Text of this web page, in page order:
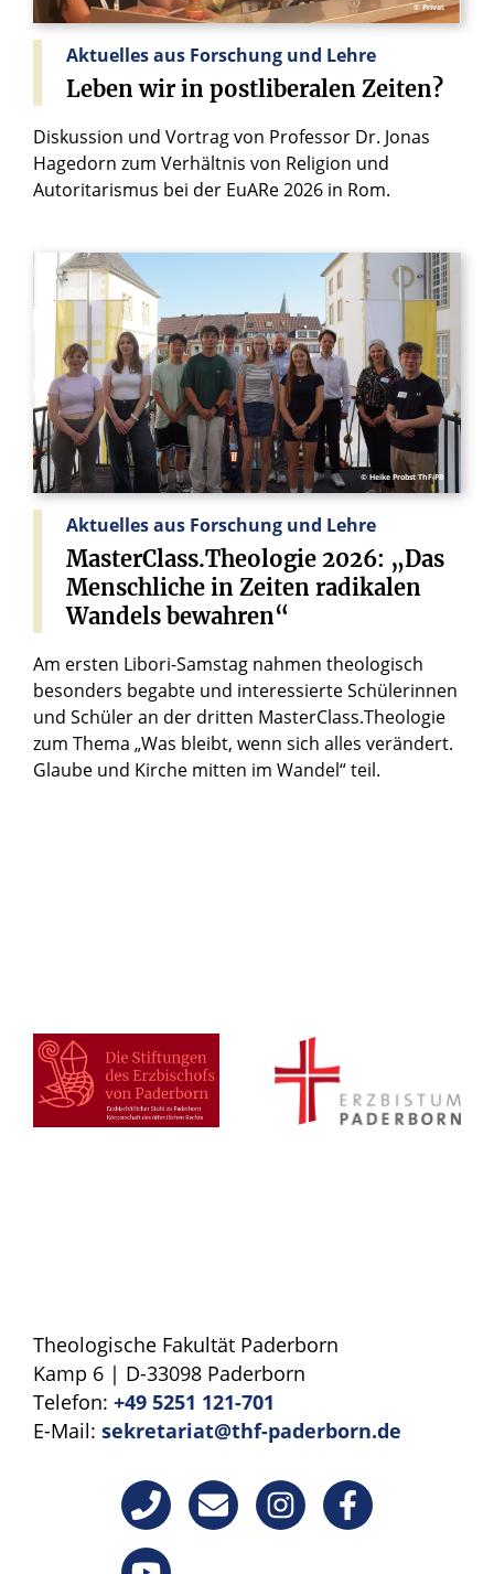
© Privat
Aktuelles aus Forschung und Lehre
Leben wir in postliberalen Zeiten?
Diskussion und Vortrag von Professor Dr. Jonas
Hagedorn zum Verhältnis von Religion und
Autoritarismus bei der EuARe 2026 in Rom.
© Heike Probst ThF-PB
Aktuelles aus Forschung und Lehre
MasterClass.Theologie 2026: „Das
Menschliche in Zeiten radikalen
Wandels bewahren“
Am ersten Libori-Samstag nahmen theologisch
besonders begabte und interessierte Schülerinnen
und Schüler an der dritten MasterClass.Theologie
zum Thema „Was bleibt, wenn sich alles verändert.
Glaube und Kirche mitten im Wandel“ teil.
Theologische Fakultät Paderborn
Kamp 6 | D-33098 Paderborn
Telefon: +49 5251 121-701
E-Mail: sekretariat@thf-paderborn.de